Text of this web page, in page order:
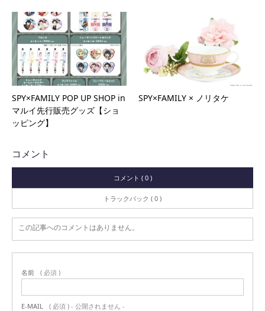
SPY×FAMILY POP UP SHOP in
マルイ先行販売グッズ【ショ
ッピング】
SPY×FAMILY × ノリタケ
コメント
コメント ( 0 )
トラックバック ( 0 )
この記事へのコメントはありません。
名前 ( 必須 )
E-MAIL ( 必須 ) - 公開されません -